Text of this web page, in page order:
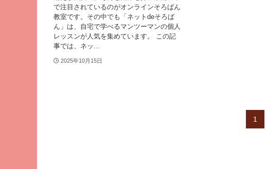
で注目されているのがオンラインそろばん
教室です。その中でも「ネットdeそろば
ん」は、自宅で学べるマンツーマンの個人
レッスンが人気を集めています。 この記
事では、ネッ...
2025年10月15日
1